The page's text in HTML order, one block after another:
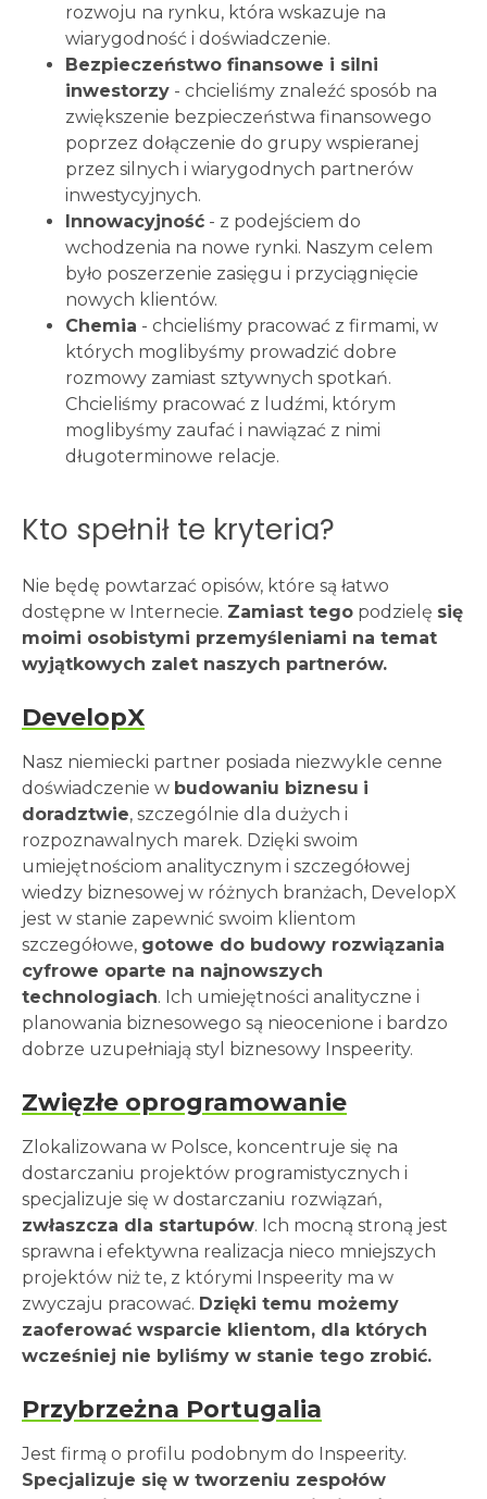
rozwoju na rynku, która wskazuje na
wiarygodność i doświadczenie.
Bezpieczeństwo finansowe i silni
inwestorzy - chcieliśmy znaleźć sposób na
zwiększenie bezpieczeństwa finansowego
poprzez dołączenie do grupy wspieranej
przez silnych i wiarygodnych partnerów
inwestycyjnych.
Innowacyjność - z podejściem do
wchodzenia na nowe rynki. Naszym celem
było poszerzenie zasięgu i przyciągnięcie
nowych klientów.
Chemia - chcieliśmy pracować z firmami, w
których moglibyśmy prowadzić dobre
rozmowy zamiast sztywnych spotkań.
Chcieliśmy pracować z ludźmi, którym
moglibyśmy zaufać i nawiązać z nimi
długoterminowe relacje.
Kto spełnił te kryteria?
Nie będę powtarzać opisów, które są łatwo
dostępne w Internecie. Zamiast tego podzielę się
moimi osobistymi przemyśleniami na temat
wyjątkowych zalet naszych partnerów.
DevelopX
Nasz niemiecki partner posiada niezwykle cenne
doświadczenie w budowaniu biznesu i
doradztwie, szczególnie dla dużych i
rozpoznawalnych marek. Dzięki swoim
umiejętnościom analitycznym i szczegółowej
wiedzy biznesowej w różnych branżach, DevelopX
jest w stanie zapewnić swoim klientom
szczegółowe, gotowe do budowy rozwiązania
cyfrowe oparte na najnowszych
technologiach. Ich umiejętności analityczne i
planowania biznesowego są nieocenione i bardzo
dobrze uzupełniają styl biznesowy Inspeerity.
Zwięzłe oprogramowanie
Zlokalizowana w Polsce, koncentruje się na
dostarczaniu projektów programistycznych i
specjalizuje się w dostarczaniu rozwiązań,
zwłaszcza dla startupów. Ich mocną stroną jest
sprawna i efektywna realizacja nieco mniejszych
projektów niż te, z którymi Inspeerity ma w
zwyczaju pracować. Dzięki temu możemy
zaoferować wsparcie klientom, dla których
wcześniej nie byliśmy w stanie tego zrobić.
Przybrzeżna Portugalia
Jest firmą o profilu podobnym do Inspeerity.
Specjalizuje się w tworzeniu zespołów